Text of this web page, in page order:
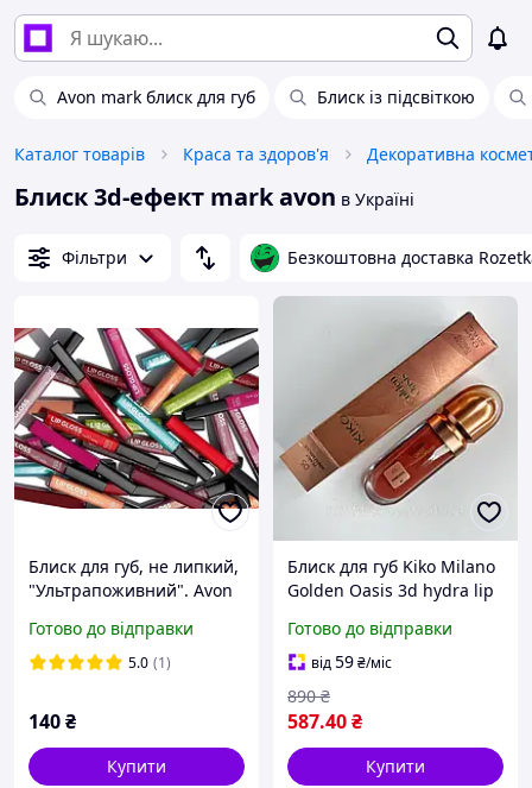
Avon mark блиск для губ Блиск із підсвіткою
Каталог товарів Краса та здоров'я Декоративна
Блиск 3d-ефект mark avon в Україні
Фільтри Безкоштовна доставка
Блиск для губ, не липкий,
"Ультрапоживний". Avon
мл, відтінки на вибір
Готово до відправки
5.0 (1)
140₴
Купити
Блиск для губ Kiko Milano
Golden Oasis 3d hydra lip
ефектом сяйва 05 Pearly
Warm Mauve
Готово до відправки
від59₴/міс
587.40₴
890 ₴
Купити